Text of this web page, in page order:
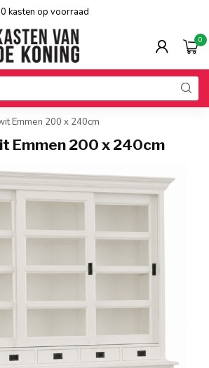
kasten op voorraad
0
Emmen 200 x 240cm
Emmen 200 x 240cm